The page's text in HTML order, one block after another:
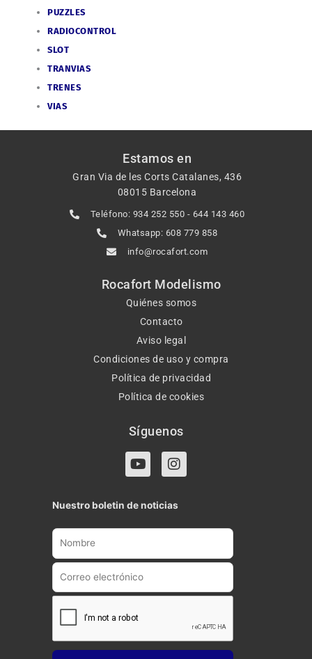
PUZZLES
RADIOCONTROL
SLOT
TRANVIAS
TRENES
VIAS
Estamos en
Gran Via de les Corts Catalanes, 436
08015 Barcelona
Teléfono: 934 252 550 - 644 143 460
Whatsapp: 608 779 858
info@rocafort.com
Rocafort Modelismo
Quiénes somos
Contacto
Aviso legal
Condiciones de uso y compra
Política de privacidad
Política de cookies
Síguenos
Y
o
t
u
b
I
n
t
a
g
a
Nuestro boletin de noticias